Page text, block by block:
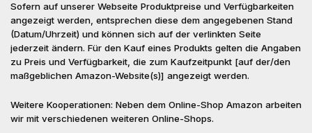
Sofern auf unserer Webseite Produktpreise und Verfügbarkeiten
angezeigt werden, entsprechen diese dem angegebenen Stand
(Datum/Uhrzeit) und können sich auf der verlinkten Seite
jederzeit ändern. Für den Kauf eines Produkts gelten die Angaben
zu Preis und Verfügbarkeit, die zum Kaufzeitpunkt [auf der/den
maßgeblichen Amazon-Website(s)] angezeigt werden.
Weitere Kooperationen: Neben dem Online-Shop Amazon arbeiten
wir mit verschiedenen weiteren Online-Shops.